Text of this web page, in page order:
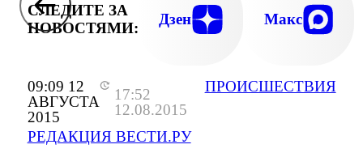
09:09 12
АВГУСТА
2015
17:52
12.08.2015
РЕДАКЦИЯ ВЕСТИ.РУ
ПРОИСШЕСТВИЯ
СЛЕДИТЕ ЗА
НОВОСТЯМИ:
Дзен Макс